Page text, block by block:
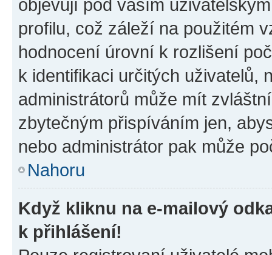
objevují pod vaším
profilu, což záleží na použitém
hodnocení úrovní k rozlišení
k identifikaci určitých uživatelů,
administrátorů může mít
zbytečným přispíváním jen,
nebo administrátor pak může
Nahoru
Když kliknu na e-mailový
k přihlášení!